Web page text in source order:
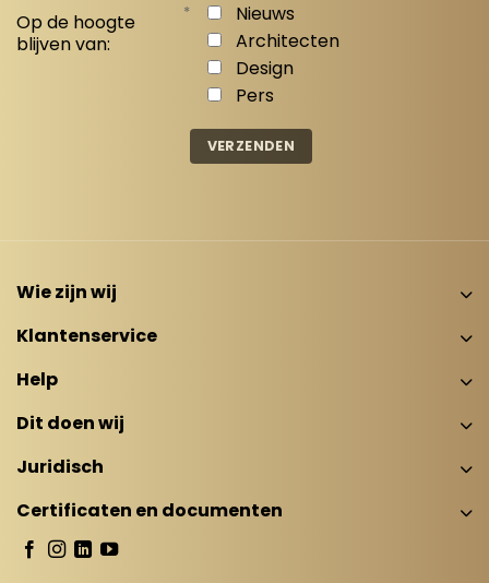
Op de hoogte
blijven van:
*
Nieuws
Architecten
Design
Pers
Wie zijn wij
Klantenservice
Help
Dit doen wij
Juridisch
Certificaten en documenten